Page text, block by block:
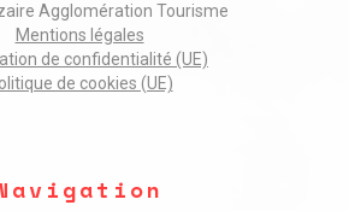
Agglomération Tourisme
Mentions légales
de confidentialité (UE)
de cookies (UE)